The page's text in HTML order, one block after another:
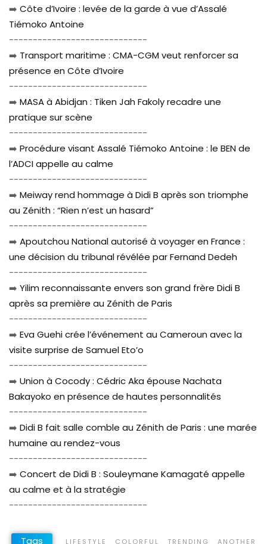
➡️ Côte d’Ivoire : levée de la garde à vue d’Assalé
Tiémoko Antoine
-----------------------------
➡️ Transport maritime : CMA-CGM veut renforcer sa
présence en Côte d’Ivoire
-----------------------------
➡️ MASA à Abidjan : Tiken Jah Fakoly recadre une
pratique sur scène
-----------------------------
➡️ Procédure visant Assalé Tiémoko Antoine : le BEN de
l’ADCI appelle au calme
-----------------------------
➡️ Meiway rend hommage à Didi B après son triomphe
au Zénith : “Rien n’est un hasard”
-----------------------------
➡️ Apoutchou National autorisé à voyager en France :
une décision du tribunal révélée par Fernand Dedeh
-----------------------------
➡️ Yilim reconnaissante envers son grand frère Didi B
après sa première au Zénith de Paris
-----------------------------
➡️ Eva Guehi crée l’événement au Cameroun avec la
visite surprise de Samuel Eto’o
-----------------------------
➡️ Union à Cocody : Cédric Aka épouse Nachata
Bakayoko en présence de hautes personnalités
-----------------------------
➡️ Didi B fait salle comble au Zénith de Paris : une marée
humaine au rendez-vous
-----------------------------
➡️ Concert de Didi B : Souleymane Kamagaté appelle
au calme et à la stratégie
-----------------------------
Tags LIFESTYLE COLORFUL TRENDING ANOTHER